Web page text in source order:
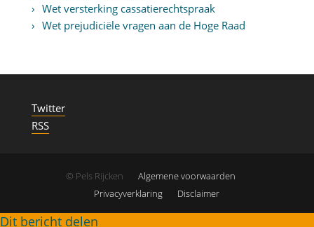
Wet versterking cassatierechtspraak
Wet prejudiciële vragen aan de Hoge Raad
Twitter
RSS
© Pels Rijcken
Algemene voorwaarden
Privacyverklaring
Disclaimer